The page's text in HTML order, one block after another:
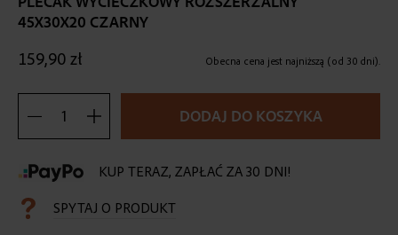
beginning
gallery
45X30X20 CZARNY
Obecna cena jest najniższą (od 30 dni).
159,90 zł
DODAJ DO KOSZYKA
KUP TERAZ, ZAPŁAĆ ZA 30 DNI!
SPYTAJ O PRODUKT